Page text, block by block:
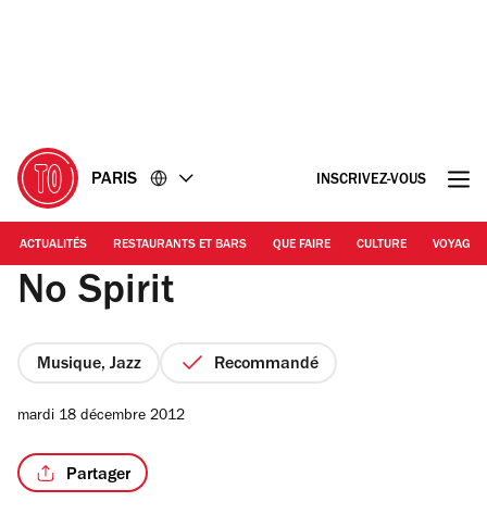
PARIS INSCRIVEZ-VOUS
ACTUALITÉS RESTAURANTS ET BARS QUE FAIRE CULTURE VOYAGE
No Spirit
Musique, Jazz Recommandé
mardi 18 décembre 2012
Partager